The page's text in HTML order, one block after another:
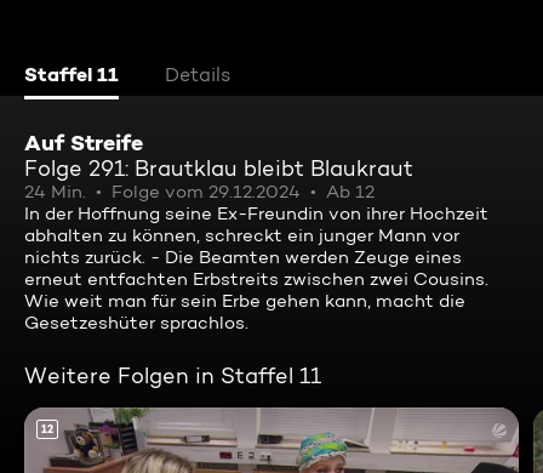
Staffel 11 Details
Auf Streife
Folge 291: Brautklau bleibt Blaukraut
24 Min. Folge vom 29.12.2024
Ab 12
In der Hoffnung seine Ex-Freundin von ihrer Hochzeit
abhalten zu können, schreckt ein junger Mann vor
nichts zurück. - Die Beamten werden Zeuge eines
erneut entfachten Erbstreits zwischen zwei Cousins.
Wie weit man für sein Erbe gehen kann, macht die
Gesetzeshüter sprachlos.
Weitere Folgen in Staffel 11
12